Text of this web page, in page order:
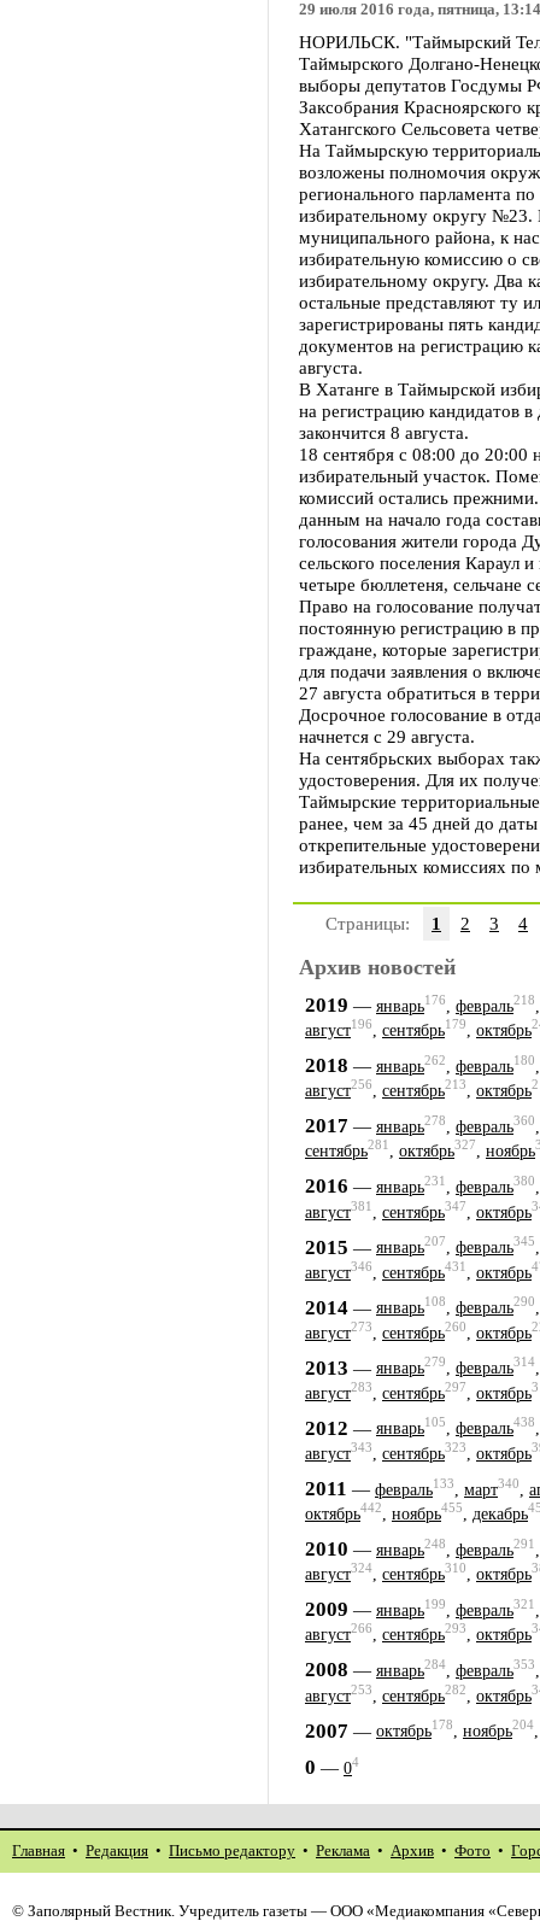
29 июля 2016 года, пятница, 13:14
НОРИЛЬСК. "Таймырский
Таймырского Долгано-
выборы депутатов Госдумы
Заксобрания Красноярского
Хатангского Сельсовета
На Таймырскую
возложены полномочия
регионального парламента
избирательному округу №23.
муниципального района, к
избирательную комиссию о
избирательному округу. Два
остальные представляют ту
зарегистрированы пять
документов на регистрацию
августа.
В Хатанге в Таймырской
на регистрацию кандидатов в
закончится 8 августа.
18 сентября с 08:00 до 20:00
избирательный участок.
комиссий остались
данным на начало года
голосования жители города
сельского поселения Караул
четыре бюллетеня, сельчане
Право на голосование
постоянную регистрацию в
граждане, которые
для подачи заявления о
27 августа обратиться в
Досрочное голосование в
начнется с 29 августа.
На сентябрьских выборах
удостоверения. Для их
Таймырские
ранее, чем за 45 дней до
открепительные
избирательных комиссиях по
Страницы: 1 2 3 4
Архив новостей
2019 — январь176 февраль218
август196, сентябрь179, октябрь
2018 — январь262 февраль180
август256, сентябрь213, октябрь
2017 — январь278 февраль360
сентябрь281, октябрь327, ноябрь
2016 — январь231 февраль380
август381 сентябрь347 октябрь
2015 — январь207, февраль345
август346 сентябрь431 октябрь
2014 — январь108, февраль290
август273 сентябрь260 октябрь
2013 — январь279, февраль314
август283 сентябрь297 октябрь
2012 — январь105, февраль438
август343, сентябрь323, октябрь
2011 — февраль133 март340
октябрь442, ноябрь455, декабрь
2010 — январь248 февраль291
август324, сентябрь310, октябрь
2009 — январь199 февраль321
август266, сентябрь293, октябрь
2008 — январь284 февраль353
август253 сентябрь282 октябрь
2007 — октябрь178, ноябрь204
0 — 04
Главная • Редакция • Письмо редактору • Реклама • Архив • Фото •
© Заполярный Вестник. Учредитель газеты — ООО «Медиакомпания